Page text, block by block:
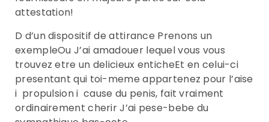
attestation!
D d’un dispositif de attirance Prenons un
exempleOu J’ai amadouer lequel vous vous
trouvez etre un delicieux enticheEt en celui-ci
presentant qui toi-meme appartenez pour l’aise
i propulsion i cause du penis, fait vraiment
ordinairement cherir J’ai pese-bebe du